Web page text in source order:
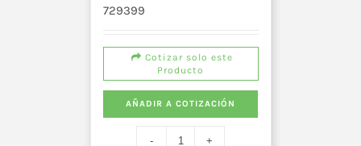
729399
Cotizar solo este
Producto
AÑADIR A COTIZACIÓN